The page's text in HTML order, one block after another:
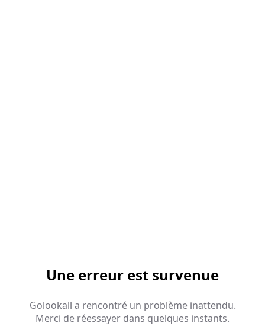
Une erreur est survenue
Golookall a rencontré un problème inattendu.
Merci de réessayer dans quelques instants.